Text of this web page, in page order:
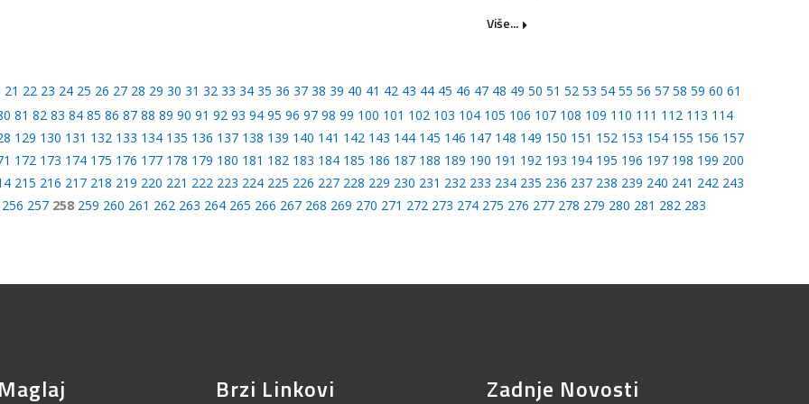
Više...
21 22 23 24 25 26 27 28 29 30 31 32 33 34 35 36 37 38 39 40 41 42 43 44 45 46 47 48 49 50 51 52 53 54 55 56 57 58 59 60 61
81 82 83 84 85 86 87 88 89 90 91 92 93 94 95 96 97 98 99 100 101 102 103 104 105 106 107 108 109 110 111 112 113 114
129 130 131 132 133 134 135 136 137 138 139 140 141 142 143 144 145 146 147 148 149 150 151 152 153 154 155 156 157
172 173 174 175 176 177 178 179 180 181 182 183 184 185 186 187 188 189 190 191 192 193 194 195 196 197 198 199 200
215 216 217 218 219 220 221 222 223 224 225 226 227 228 229 230 231 232 233 234 235 236 237 238 239 240 241 242 243
256 257 258 259 260 261 262 263 264 265 266 267 268 269 270 271 272 273 274 275 276 277 278 279 280 281 282 283
Brzi Linkovi Zadnje Novosti